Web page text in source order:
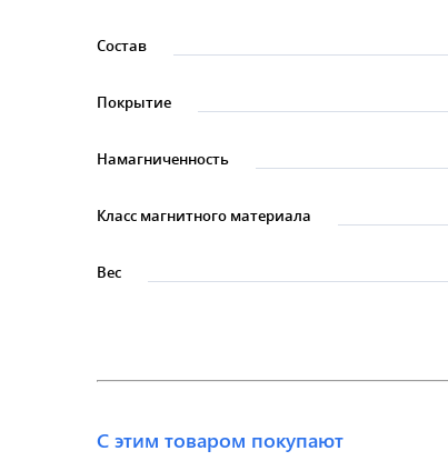
Состав
Покрытие
Намагниченность
Класс магнитного материала
Вес
С этим товаром покупают